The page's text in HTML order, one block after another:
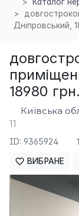
Дніпровський,
18980
Київська
11
ID: 9365924
ВИБРАНЕ